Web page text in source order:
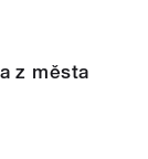
z města